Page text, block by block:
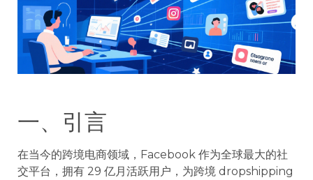
一、引言
在当今的跨境电商领域，Facebook 作为全球最大的社
交平台，拥有 29 亿月活跃用户，为跨境 dropshipping